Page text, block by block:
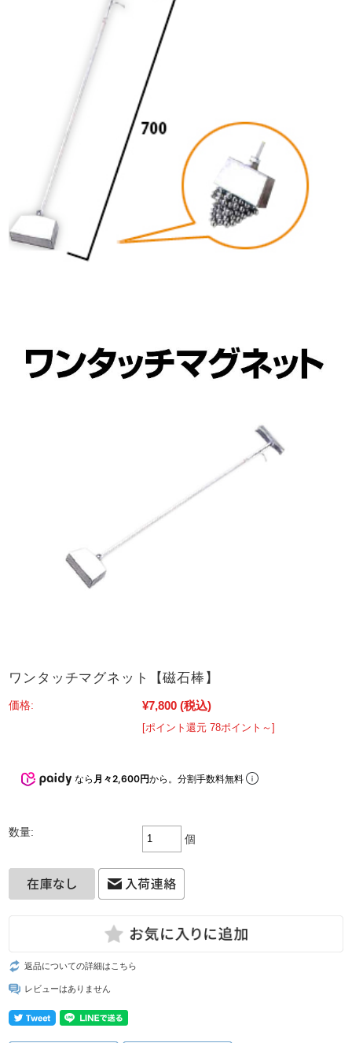
ワンタッチマグネット【磁石棒】
価格: ¥7,800 (税込)
[ポイント還元 78ポイント～]
なら 月々2,600円から。分割手数料無料
数量:
個
返品についての詳細はこちら
レビューはありません